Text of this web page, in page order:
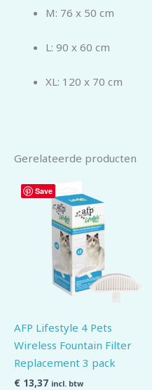
M: 76 x 50 cm
L: 90 x 60 cm
XL: 120 x 70 cm
Gerelateerde producten
Save
AFP Lifestyle 4 Pets
Wireless Fountain Filter
Replacement 3 pack
€ 13,37 incl. btw